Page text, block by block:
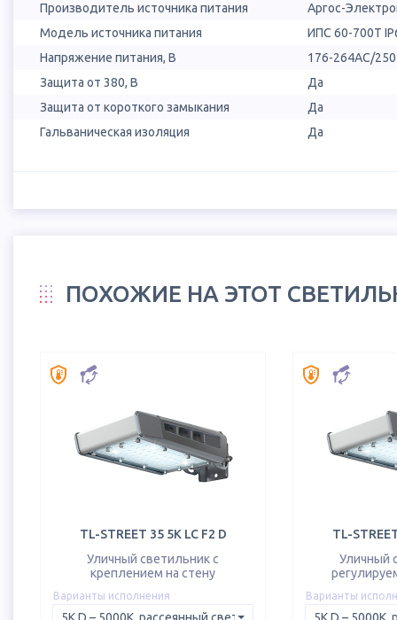
Производитель источника питания
Аргос-
Модель источника питания
ИПС 60-700Т
Напряжение питания, В
176-264AC/
Защита от 380, В
Да
Защита от короткого замыкания
Да
Гальваническая изоляция
Да
ПОХОЖИЕ НА ЭТОТ
TL-STREET 35 5K LC F2 D
Уличный светильник с
креплением на стену
Варианты исполнения
TL-
Уличный
Варианты